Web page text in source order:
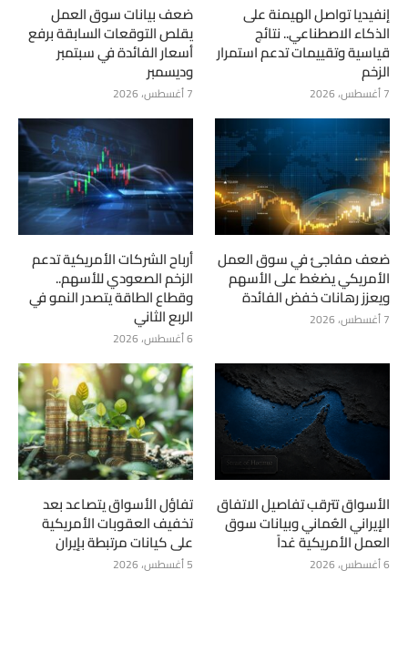
إنفيديا تواصل الهيمنة على
الذكاء الاصطناعي.. نتائج
قياسية وتقييمات تدعم استمرار
الزخم
7 أغسطس، 2026
ضعف بيانات سوق العمل
يقلص التوقعات السابقة برفع
أسعار الفائدة في سبتمبر
وديسمبر
7 أغسطس، 2026
ضعف مفاجئ في سوق العمل
الأمريكي يضغط على الأسهم
ويعزز رهانات خفض الفائدة
7 أغسطس، 2026
أرباح الشركات الأمريكية تدعم
الزخم الصعودي للأسهم..
وقطاع الطاقة يتصدر النمو في
الربع الثاني
6 أغسطس، 2026
الأسواق تترقب تفاصيل الاتفاق
الإيراني العُماني وبيانات سوق
العمل الأمريكية غداً
6 أغسطس، 2026
تفاؤل الأسواق يتصاعد بعد
تخفيف العقوبات الأمريكية
على كيانات مرتبطة بإيران
5 أغسطس، 2026